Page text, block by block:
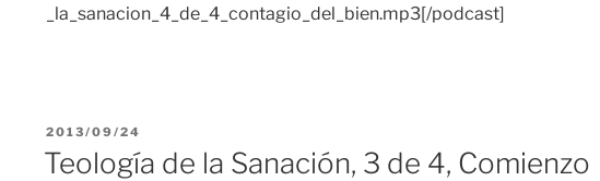
_la_sanacion_4_de_4_contagio_del_bien.mp3[/podcast]
PUBLICADO
2013/09/24
Teología de la Sanación, 3 de 4, Comienzo